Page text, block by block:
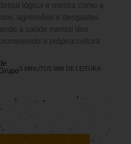
lógica e mostra como a
agressões e desgastes
a saúde mental dos
a própria cultura
5 MINUTOS MIN DE LEITURA